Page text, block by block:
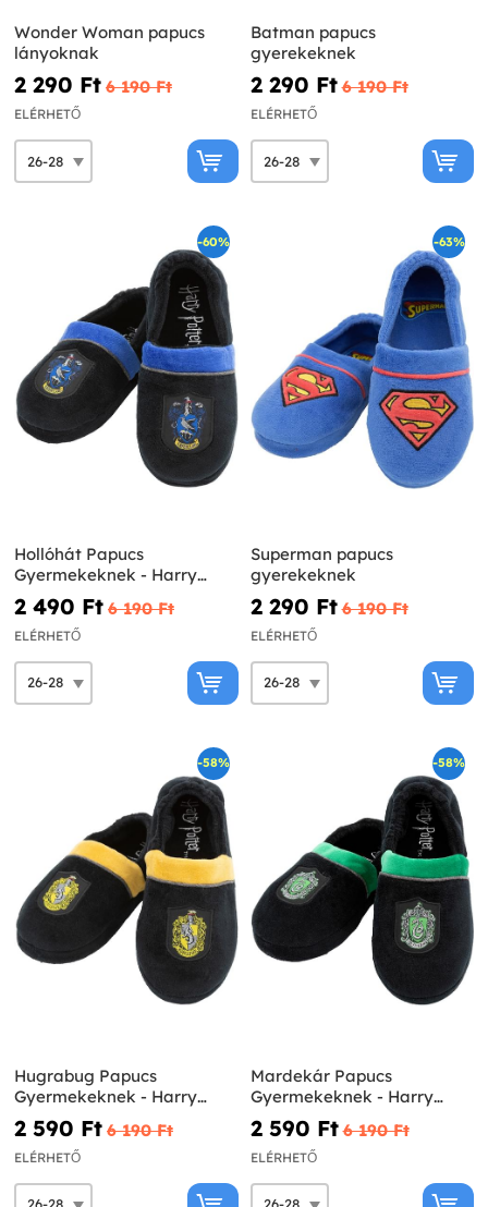
Wonder Woman papucs
lányoknak
2 290 Ft‎ 6 190 Ft‎
ELÉRHETŐ
Batman papucs
gyerekeknek
2 290 Ft‎ 6 190 Ft‎
ELÉRHETŐ
-60%
Hollóhát Papucs
Gyermekeknek - Harry
Potter
2 490 Ft‎ 6 190 Ft‎
ELÉRHETŐ
-63%
Superman papucs
gyerekeknek
2 290 Ft‎ 6 190 Ft‎
ELÉRHETŐ
-58%
Hugrabug Papucs
Gyermekeknek - Harry
Potter
2 590 Ft‎ 6 190 Ft‎
ELÉRHETŐ
-58%
Mardekár Papucs
Gyermekeknek - Harry
Potter
2 590 Ft‎ 6 190 Ft‎
ELÉRHETŐ